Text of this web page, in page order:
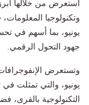
استعرض من خلالها
يونيو، بما أسهم في
جهود التحول الرقمي.
يونيو، والتي تمثلت
التكنولوجية بالقرى،